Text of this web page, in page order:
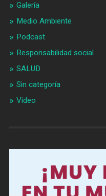
Galería
Medio Ambiente
Podcast
Responsabilidad social
SALUD
Sin categoría
Video